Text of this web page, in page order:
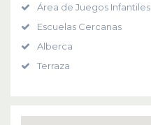
Área de Juegos Infantiles
Escuelas Cercanas
Alberca
Terraza